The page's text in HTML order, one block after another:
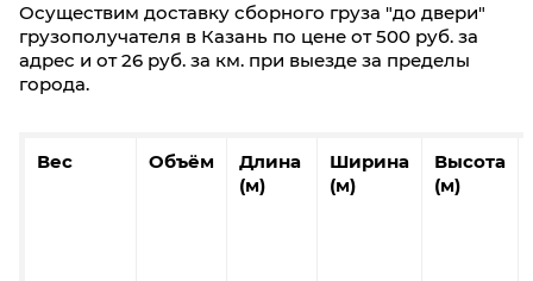
Осуществим доставку сборного груза "до двери"
грузополучателя в Казань по цене от 500 руб. за
адрес и от 26 руб. за км. при выезде за пределы
города.
Вес Объём
Длина
(м)
Ширина
(м)
Высота
(м)